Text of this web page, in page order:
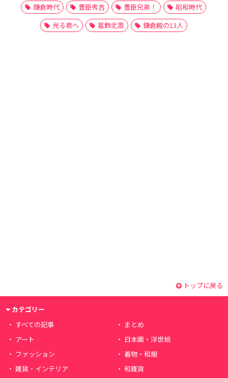
鎌倉時代
豊臣秀吉 豊臣兄弟！
昭和時代
光る君へ
葛飾北斎 鎌倉殿の13人
トップに戻る
カテゴリー
すべての記事
まとめ
アート
日本画・浮世絵
ファッション
着物・和服
雑貨・インテリア
和雑貨